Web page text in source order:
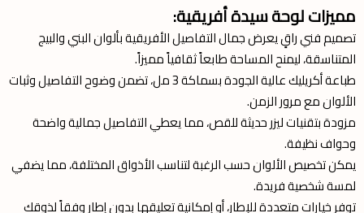
مميزات لوحة سيدة أفريقية:
تصميم فني راقٍ يعرض جمال التفاصيل الأفريقية بألوان البني والبيج
المتناسقة، ليمنح المساحة طابعاً ثقافياً مميزاً.
طباعة أكريليك عالية الجودة بسماكة 3 مل، تضمن وضوح التفاصيل وثبات
الألوان مع مرور الزمن.
مزودة بتقنيات ليزر حديثة للقص، مما يعطي التفاصيل جمالية واضحة
وحواف نظيفة.
يمكن تخصيص الألوان حسب الرغبة لتناسب الأذواق المختلفة، مما يضفي
لمسة شخصية فريدة.
توفر خيارات متعددة للإطار، أو إمكانية تعليقها بدون إطار وفقاً لذوقك